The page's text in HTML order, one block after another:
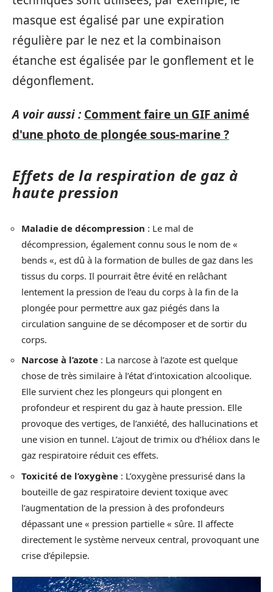
masque est égalisé par une expiration
régulière par le nez et la combinaison
étanche est égalisée par le gonflement et le
dégonflement.
A voir aussi : Comment faire un GIF animé
d'une photo de plongée sous-marine ?
Effets de la respiration de gaz à
haute pression
Maladie de décompression : Le mal de
décompression, également connu sous le nom de «
bends «, est dû à la formation de bulles de gaz dans les
tissus du corps. Il pourrait être évité en relâchant
lentement la pression de l’eau du corps à la fin de la
plongée pour permettre aux gaz piégés dans la
circulation sanguine de se décomposer et de sortir du
corps.
Narcose à l’azote : La narcose à l’azote est quelque
chose de très similaire à l’état d’intoxication alcoolique.
Elle survient chez les plongeurs qui plongent en
profondeur et respirent du gaz à haute pression. Elle
provoque des vertiges, de l’anxiété, des hallucinations et
une vision en tunnel. L’ajout de trimix ou d’héliox dans le
gaz respiratoire réduit ces effets.
Toxicité de l’oxygène : L’oxygène pressurisé dans la
bouteille de gaz respiratoire devient toxique avec
l’augmentation de la pression à des profondeurs
dépassant une « pression partielle « sûre. Il affecte
directement le système nerveux central, provoquant une
crise d’épilepsie.